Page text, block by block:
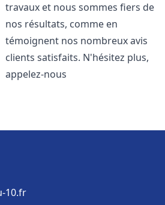
travaux et nous sommes fiers de
nos résultats, comme en
témoignent nos nombreux avis
clients satisfaits. N'hésitez plus,
appelez-nous
10.fr